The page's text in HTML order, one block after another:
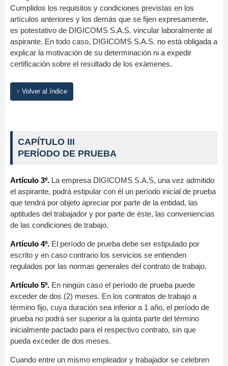
Cumplidos los requisitos y condiciones previstas en los
artículos anteriores y los demás que se fijen expresamente,
es potestativo de DIGICOMS S.A.S. vincular laboralmente al
aspirante. En todo caso, DIGICOMS S.A.S. no está obligada a
explicar la motivación de su determinación ni a expedir
certificación sobre el resultado de los exámenes.
↑ Volver al índice
CAPÍTULO III
PERÍODO DE PRUEBA
Artículo 3º. La empresa DIGICOMS S.A.S, una vez admitido
el aspirante, podrá estipular con él un período inicial de prueba
que tendrá por objeto apreciar por parte de la entidad, las
aptitudes del trabajador y por parte de éste, las conveniencias
de las condiciones de trabajo.
Artículo 4º. El período de prueba debe ser estipulado por
escrito y en caso contrario los servicios se entienden
regulados por las normas generales del contrato de trabajo.
Artículo 5º. En ningún caso el período de prueba puede
exceder de dos (2) meses. En los contratos de trabajo a
término fijo, cuya duración sea inferior a 1 año, el período de
prueba no podrá ser superior a la quinta parte del término
inicialmente pactado para el respectivo contrato, sin que
pueda exceder de dos meses.
Cuando entre un mismo empleador y trabajador se celebren